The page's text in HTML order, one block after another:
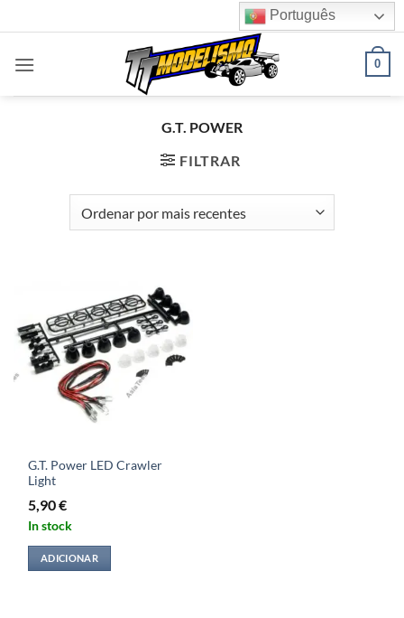
to
content
Português
0
G.T. POWER
FILTRAR
G.T. Power LED Crawler
Light
5,90€
In stock
ADICIONAR